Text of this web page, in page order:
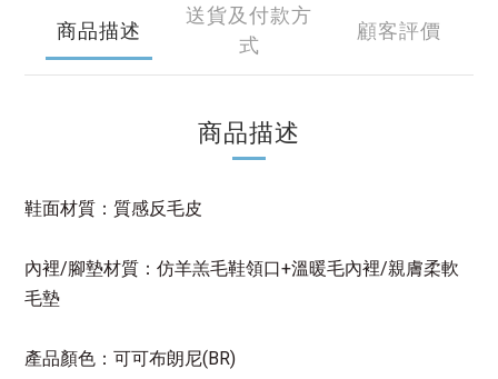
商品描述
送貨及付款方
式
顧客評價
商品描述
鞋面材質： 質感反毛皮
內裡/腳墊材質：仿羊羔毛鞋領口+溫暖毛內裡/親膚柔軟
毛墊
產品顏色： 可可布朗尼(BR)